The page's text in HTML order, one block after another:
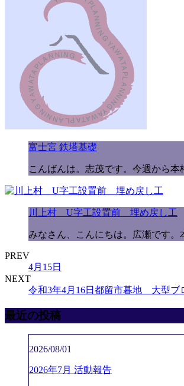
富士宮 鉄塔基礎
こんばんは。志茂です。今週から
川上村 U字工設置前 埋め戻し工
みなさん、こんにちは。広瀬です
PREV
4月15日
NEXT
令和3年4月16日都留市暮地 大型ブ
最近の投稿
2026/08/01
2026年7月 活動報告